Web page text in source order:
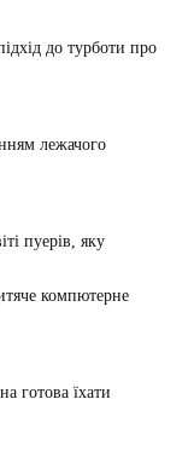
до турботи про
лежачого
пуерів, яку
компютерне
готова їхати